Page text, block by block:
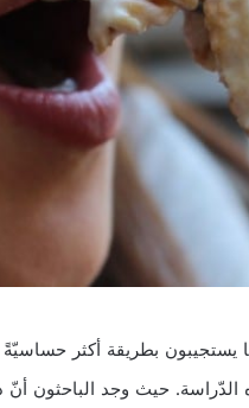
بطريقة أكثر حساسيّةً
حيث وجد الباحثون